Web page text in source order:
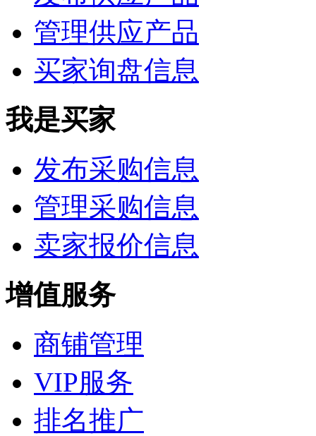
管理供应产品
买家询盘信息
我是买家
发布采购信息
管理采购信息
卖家报价信息
增值服务
商铺管理
VIP服务
排名推广